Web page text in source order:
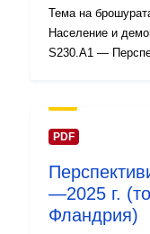
и:
Права за
Времеви
обхват:
Тема на
Население и
S230.A1 —
PDF
—2025 г.
Фландрия)